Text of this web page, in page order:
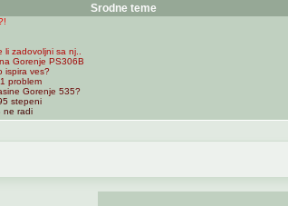
Srodne teme
zadovoljni sa nj..
Gorenje PS306B
ispira ves?
problem
Gorenje 535?
stepeni
ne radi